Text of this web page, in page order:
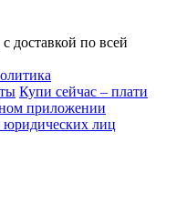
доставкой по всей
Купи сейчас – плати
приложении
юридических лиц